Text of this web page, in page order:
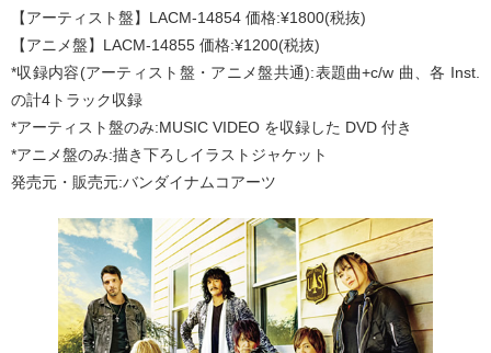
【アーティスト盤】LACM-14854 価格:¥1800(税抜)
【アニメ盤】LACM-14855 価格:¥1200(税抜)
*収録内容(アーティスト盤・アニメ盤共通):表題曲+c/w 曲、各 Inst.
の計4トラック収録
*アーティスト盤のみ:MUSIC VIDEO を収録した DVD 付き
*アニメ盤のみ:描き下ろしイラストジャケット
発売元・販売元:バンダイナムコアーツ